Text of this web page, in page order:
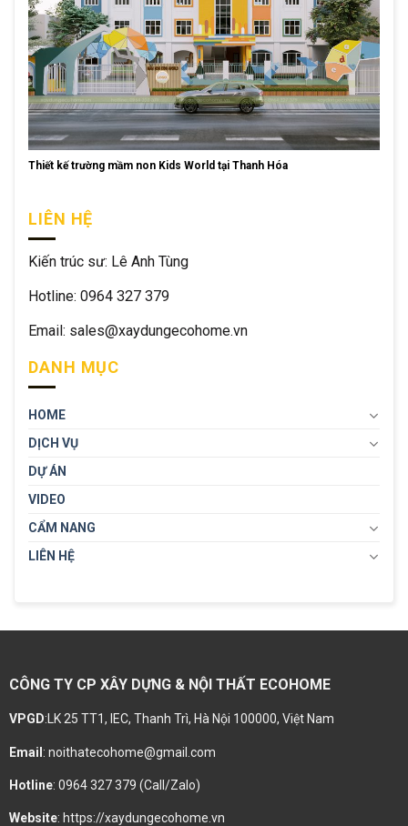
Thiết kế trường mầm non Kids World tại Thanh Hóa
LIÊN HỆ
Kiến trúc sư: Lê Anh Tùng
Hotline: 0964 327 379
Email: sales@xaydungecohome.vn
DANH MỤC
HOME
DỊCH VỤ
DỰ ÁN
VIDEO
CẨM NANG
LIÊN HỆ
CÔNG TY CP XÂY DỰNG & NỘI THẤT ECOHOME
VPGD:LK 25 TT1, IEC, Thanh Trì, Hà Nội 100000, Việt Nam
Email: noithatecohome@gmail.com
Hotline: 0964 327 379 (Call/Zalo)
Website: https://xaydungecohome.vn